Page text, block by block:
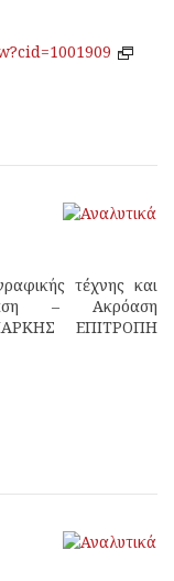
τέχνης και
– Ακρόαση
ΕΠΙΤΡΟΠΗ